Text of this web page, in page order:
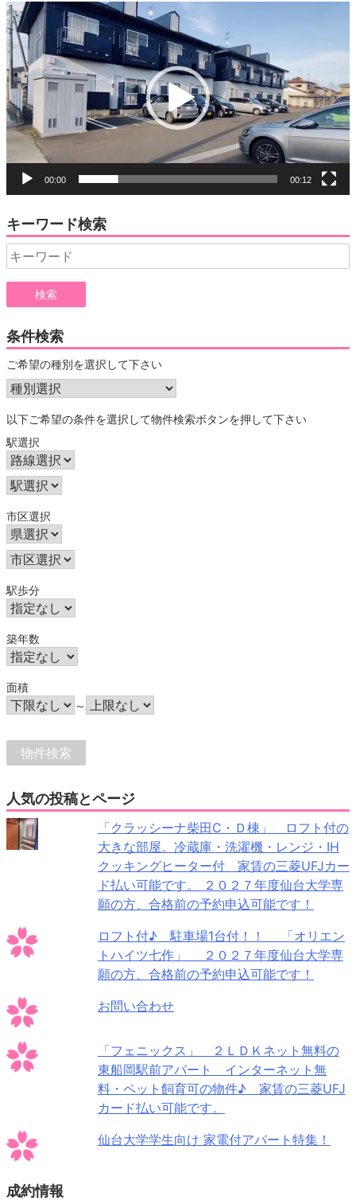
動
画
プ
レ
ー
ヤ
ー
00:00 00:12
キーワード検索
Search
for:
条件検索
ご希望の種別を選択して下さい
以下ご希望の条件を選択して物件検索ボタンを押して下さい
駅選択
市区選択
駅歩分
築年数
面積
～
人気の投稿とページ
「クラッシーナ柴田C・Ｄ棟」 ロフト付の
大きな部屋。冷蔵庫・洗濯機・レンジ・IH
クッキングヒーター付 家賃の三菱UFJカー
ド払い可能です。 ２０２７年度仙台大学専
願の方、合格前の予約申込可能です！
ロフト付♪ 駐車場1台付！！ 「オリエン
トハイツ七作」 ２０２７年度仙台大学専
願の方、合格前の予約申込可能です！
お問い合わせ
「フェニックス」 ２ＬＤＫネット無料の
東船岡駅前アパート インターネット無
料・ペット飼育可の物件♪ 家賃の三菱UFJ
カード払い可能です。
仙台大学学生向け 家電付アパート特集！
成約情報